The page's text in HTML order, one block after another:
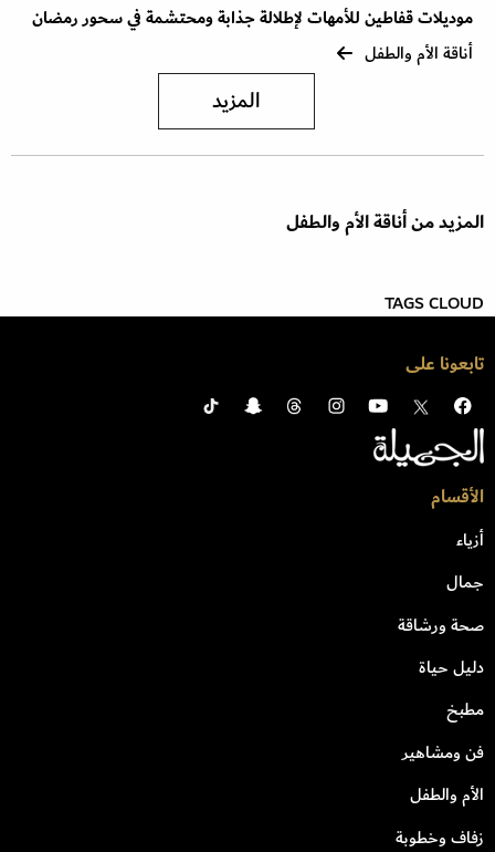
موديلات قفاطين للأمهات لإطلالة جذابة ومحتشمة في سحور رمضان
أناقة الأم والطفل
المزيد
المزيد من أناقة الأم والطفل
TAGS CLOUD
تابعونا على
الأقسام
أزياء
جمال
صحة ورشاقة
دليل حياة
مطبخ
فن ومشاهير
الأم والطفل
زفاف وخطوبة